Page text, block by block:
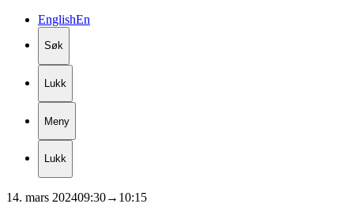
EnglishEn
Søk
Lukk
Meny
Lukk
14. mars 202409:30→ 10:15